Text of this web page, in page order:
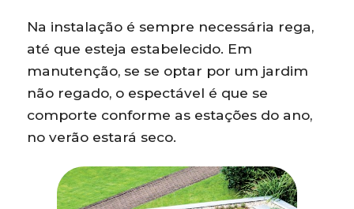
Na instalação é sempre necessária rega,
até que esteja estabelecido. Em
manutenção, se se optar por um jardim
não regado, o espectável é que se
comporte conforme as estações do ano,
no verão estará seco.